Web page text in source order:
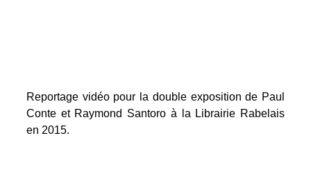
Reportage vidéo pour la double exposition de Paul
Conte et Raymond Santoro à la Librairie Rabelais
en 2015.